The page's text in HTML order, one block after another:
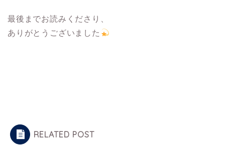
最後までお読みくださり、
ありがとうございました
RELATED POST